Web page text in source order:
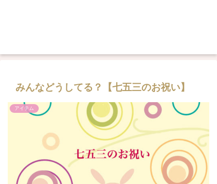
みんなどうしてる？【七五三のお祝い】
アイテム